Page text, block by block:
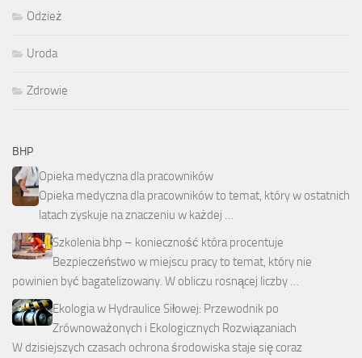
Odzież
Uroda
Zdrowie
BHP
Opieka medyczna dla pracowników
Opieka medyczna dla pracowników to temat, który w ostatnich
latach zyskuje na znaczeniu w każdej …
Szkolenia bhp – konieczność która procentuje
Bezpieczeństwo w miejscu pracy to temat, który nie
powinien być bagatelizowany. W obliczu rosnącej liczby …
Ekologia w Hydraulice Siłowej: Przewodnik po
Zrównoważonych i Ekologicznych Rozwiązaniach
W dzisiejszych czasach ochrona środowiska staje się coraz